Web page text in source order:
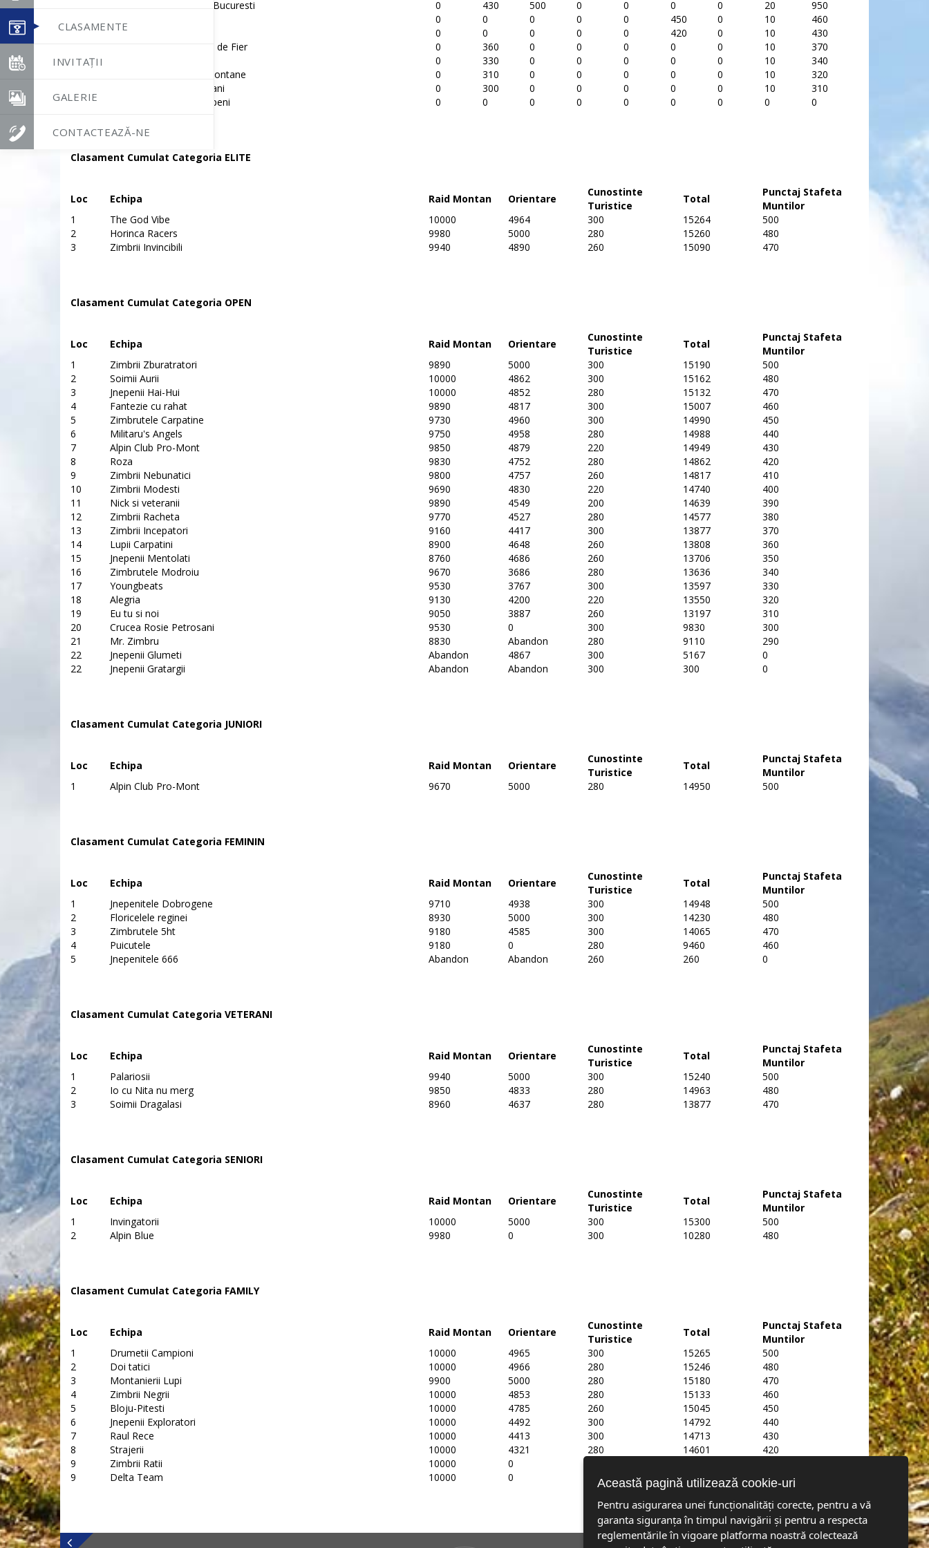
CLASAMENTE
INVITAȚII
GALERIE
CONTACTEAZĂ-NE
Alpin Club Pro-Mont Bucuresti 0 430 500 0 0 0 0 20
950
0 0 0 0 0 450 0 10
460
8
ACS Strajerii Lupeni 0 0 0 0 0 420 0 10
430
White Wolf Club Baia de Fier 0 360 0 0 0 0 0 10
370
10
0 330 0 0 0 0 0 10
340
Asociatia Drumetii Montane 0 310 0 0 0 0 0 10
320
Crucea Rosie Petrosani 0 300 0 0 0 0 0 10
310
13
Asociatia Strajerii Lupeni 0 0 0 0 0 0 0 0 0
Clasament Cumulat Categoria ELITE
Loc Echipa Raid Montan Orientare
Cunostinte
Turistice
Total
Punctaj Stafeta
Muntilor
1
The God Vibe 10000 4964 300 15264
500
2
Horinca Racers 9980 5000 280 15260
480
3
Zimbrii Invincibili 9940 4890 260 15090 470
Clasament Cumulat Categoria OPEN
Loc Echipa Raid Montan Orientare
Cunostinte
Turistice
Total
Punctaj Stafeta
Muntilor
1
Zimbrii Zburatratori 9890 5000 300 15190
500
2
Soimii Aurii 10000 4862 300 15162
480
3
Jnepenii Hai-Hui 10000 4852 280 15132
470
4
Fantezie cu rahat 9890 4817 300 15007
460
5
Zimbrutele Carpatine 9730 4960 300 14990
450
6
Militaru's Angels 9750 4958 280 14988
440
7
Alpin Club Pro-Mont 9850 4879 220 14949
430
8
Roza 9830 4752 280 14862
420
9
Zimbrii Nebunatici 9800 4757 260 14817
410
10
Zimbrii Modesti 9690 4830 220 14740
400
11
Nick si veteranii 9890 4549 200 14639
390
12
Zimbrii Racheta 9770 4527 280 14577
380
13
Zimbrii Incepatori 9160 4417 300 13877
370
14
Lupii Carpatini 8900 4648 260 13808
360
15
Jnepenii Mentolati 8760 4686 260 13706
350
16
Zimbrutele Modroiu 9670 3686 280 13636
340
17
Youngbeats 9530 3767 300 13597
330
18
Alegria 9130 4200 220 13550
320
19
Eu tu si noi 9050 3887 260 13197
310
20
Crucea Rosie Petrosani 9530 0 300 9830
300
21
Mr. Zimbru 8830 Abandon 280 9110
290
22
Jnepenii Glumeti Abandon 4867 300 5167
0
22
Jnepenii Gratargii Abandon Abandon 300 300 0
Clasament Cumulat Categoria JUNIORI
Loc Echipa Raid Montan Orientare
Cunostinte
Turistice
Total
Punctaj Stafeta
Muntilor
1
Alpin Club Pro-Mont 9670 5000 280 14950 500
Clasament Cumulat Categoria FEMININ
Loc Echipa Raid Montan Orientare
Cunostinte
Turistice
Total
Punctaj Stafeta
Muntilor
1
Jnepenitele Dobrogene 9710 4938 300 14948
500
2
Floricelele reginei 8930 5000 300 14230
480
3
Zimbrutele 5ht 9180 4585 300 14065
470
4
Puicutele 9180 0 280 9460
460
5
Jnepenitele 666 Abandon Abandon 260 260 0
Clasament Cumulat Categoria VETERANI
Loc Echipa Raid Montan Orientare
Cunostinte
Turistice
Total
Punctaj Stafeta
Muntilor
1
Palariosii 9940 5000 300 15240
500
2
Io cu Nita nu merg 9850 4833 280 14963
480
3
Soimii Dragalasi 8960 4637 280 13877 470
Clasament Cumulat Categoria SENIORI
Loc Echipa Raid Montan Orientare
Cunostinte
Turistice
Total
Punctaj Stafeta
Muntilor
1
Invingatorii 10000 5000 300 15300
500
2
Alpin Blue 9980 0 300 10280 480
Clasament Cumulat Categoria FAMILY
Loc Echipa Raid Montan Orientare
Cunostinte
Turistice
Total
Punctaj Stafeta
Muntilor
1
Drumetii Campioni 10000 4965 300 15265
500
2
Doi tatici 10000 4966 280 15246
480
3
Montanierii Lupi 9900 5000 280 15180
470
4
Zimbrii Negrii 10000 4853 280 15133
460
5
Bloju-Pitesti 10000 4785 260 15045
450
6
Jnepenii Exploratori 10000 4492 300 14792
440
7
Raul Rece 10000 4413 300 14713
430
8
Strajerii 10000 4321 280 14601
420
9
Zimbrii Ratii 10000 0
9
Delta Team 10000 0 300 10300 410
Această pagină utilizează cookie-uri
Pentru asigurarea unei funcționalități corecte, pentru a vă
garanta siguranța în timpul navigării și pentru a respecta
reglementările în vigoare platforma noastră colectează